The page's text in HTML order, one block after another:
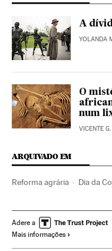
A
YOLANDA
O
num
VICENTE
ARQUIVADO EM
Reforma agrária Dia da
Política agrária Tráfico
Tráfico de Seres humanos
Adere a
Mais informações